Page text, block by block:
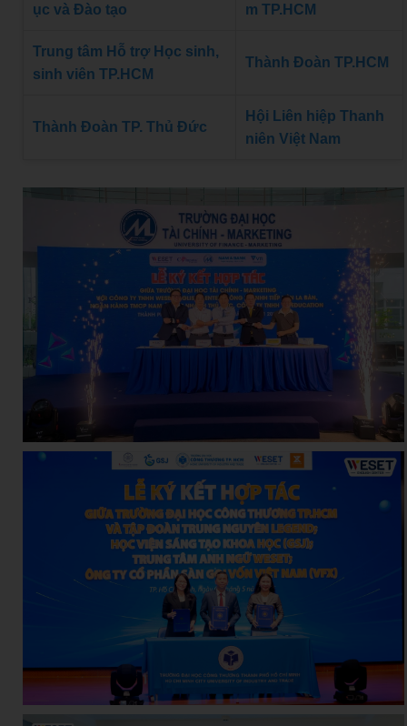
ục và Đào tạo
m TP.HCM
Trung tâm Hỗ trợ Học sinh,
sinh viên TP.HCM
Thành Đoàn TP.HCM
Thành Đoàn TP. Thủ Đức
Hội Liên hiệp Thanh
niên Việt Nam